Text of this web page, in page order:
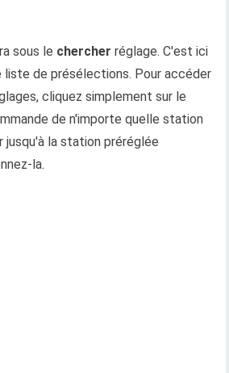
sous le chercher réglage. C'est ici
liste de présélections. Pour accéder
cliquez simplement sur le
de n'importe quelle station
jusqu'à la station préréglée
la.